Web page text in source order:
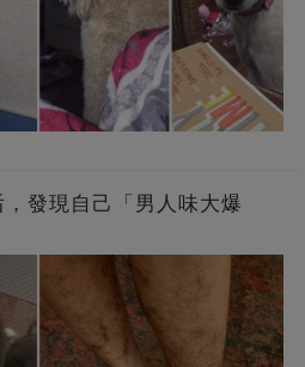
發現自己「男人味大爆